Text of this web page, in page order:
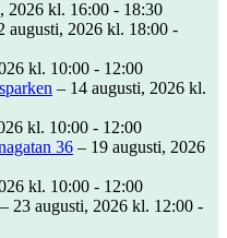
2026 kl. 16:00 - 18:30
augusti, 2026 kl. 18:00 -
kl. 10:00 - 12:00
– 14 augusti, 2026 kl.
kl. 10:00 - 12:00
36 – 19 augusti, 2026
kl. 10:00 - 12:00
– 23 augusti, 2026 kl. 12:00 -